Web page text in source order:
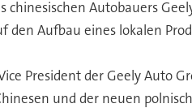
Autobauers
Aufbau eines lokalen
President der Geely Auto
und der neuen